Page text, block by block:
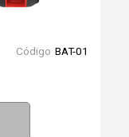
Código BAT-01